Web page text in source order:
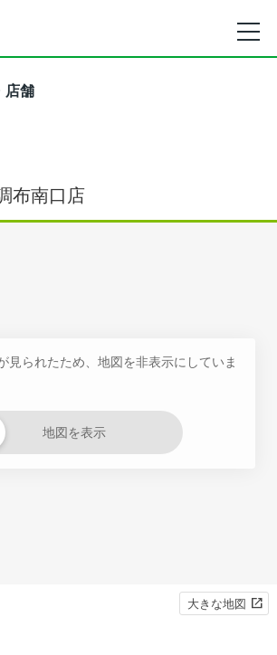
店舗
布南口店
見られたため、地図を非表示にしていま
地図を表示
大きな地図